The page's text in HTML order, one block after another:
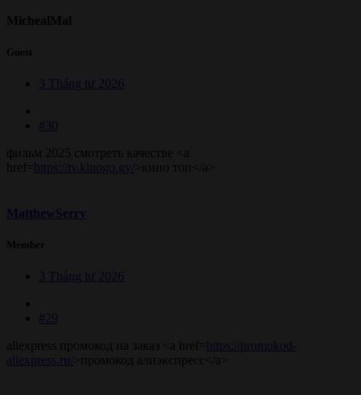
MichealMal
Guest
3 Tháng tư 2026
#30
фильм 2025 смотреть качестве <a
href=
https://tv.kinogo.gy/ >кино топ</a>
MatthewSerry
Member
3 Tháng tư 2026
#29
aliexpress промокод на заказ <a href=
https://promokod-
aliexpress.ru/
>промокод алиэкспресс</a>